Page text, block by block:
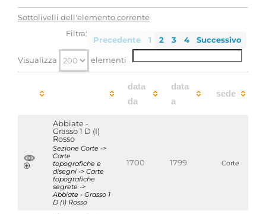
127]
Aggregazioni associate al record corrente
Temi
Territorio (cartografia storica-catasti)
Parole chiave
Cartografia
Disegni Territorio
Visualizza tutte le unità archivistiche
Sottolivelli dell'elemento corrente
Precedente 1 2 3 4 Successivo
Visualizza elementi
Filtra:
data
da
data
a
sede
Abbiate -
Grasso 1 D (I)
Rosso
Sezione Corte ->
Carte
topografiche e
disegni -> Carte
topografiche
segrete ->
Abbiate - Grasso 1
D (I) Rosso
1700 1799 Corte